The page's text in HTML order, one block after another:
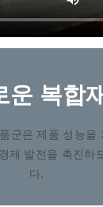
운 복합
군은 제품 성능을
제 발전을 촉진하
다.